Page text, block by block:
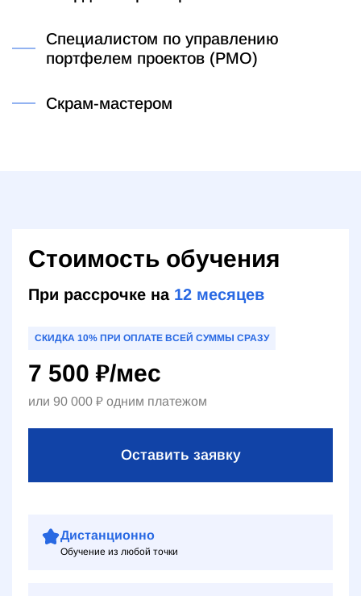
Специалистом по управлению
портфелем проектов (PMO)
Скрам-мастером
Стоимость обучения
При рассрочке на 12 месяцев
СКИДКА 10% ПРИ ОПЛАТЕ ВСЕЙ СУММЫ СРАЗУ
7 500 ₽/мес
или 90 000 ₽ одним платежом
Оставить заявку
Дистанционно
Обучение из любой точки